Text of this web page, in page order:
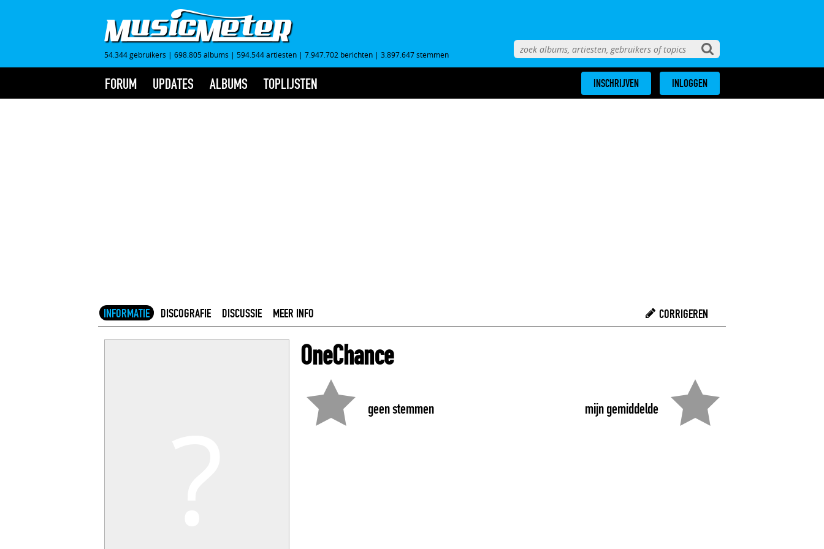
54.344 gebruikers | 698.805 albums | 594.544 artiesten | 7.947.702 berichten | 3.897.647 stemmen
FORUM UPDATES ALBUMS TOPLIJSTEN INSCHRIJVEN INLOGGEN
INFORMATIE DISCOGRAFIE DISCUSSIE MEER INFO CORRIGEREN
OneChance
mijn gemiddelde
geen stemmen